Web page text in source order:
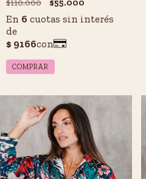
$110.000 $55.000
COMPRAR